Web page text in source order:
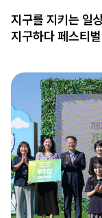
지구를 지키는 일
지구하다 페스티벌